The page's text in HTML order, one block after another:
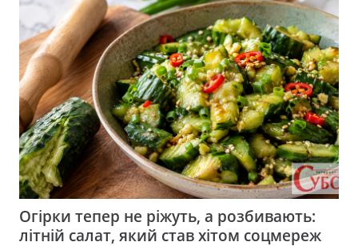
Огірки тепер не ріжуть, а розбивають:
літній салат, який став хітом соцмереж